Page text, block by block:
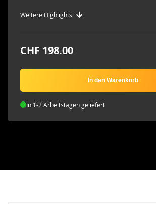
Weitere Highlights
CHF 198.00
In den Warenkorb
In 1-2 Arbeitstagen geliefert